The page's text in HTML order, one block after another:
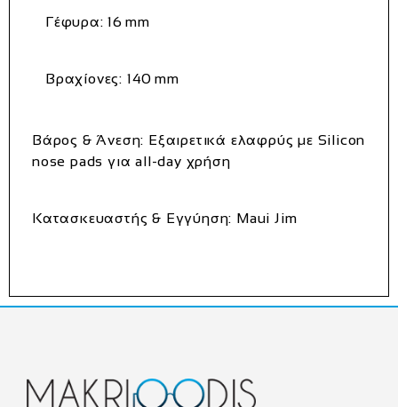
Γέφυρα: 16 mm
Βραχίονες: 140 mm
Βάρος & Άνεση: Εξαιρετικά ελαφρύς με Silicon
nose pads για all-day χρήση
Κατασκευαστής & Εγγύηση: Maui Jim